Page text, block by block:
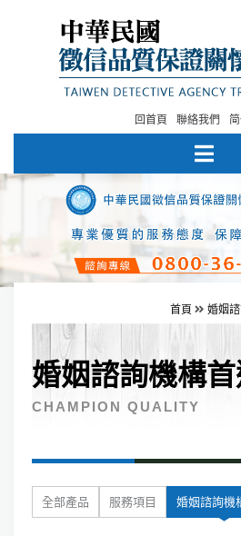
回首頁 聯絡我們
首頁 婚姻
婚姻諮詢機構
CHAMPION QUALITY
全部產品 服務項目 婚姻諮詢機